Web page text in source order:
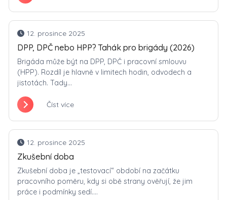
12. prosince 2025
DPP, DPČ nebo HPP? Tahák pro brigády (2026)
Brigáda může být na DPP, DPČ i pracovní smlouvu
(HPP). Rozdíl je hlavně v limitech hodin, odvodech a
jistotách. Tady...
Číst více
12. prosince 2025
Zkušební doba
Zkušební doba je „testovací“ období na začátku
pracovního poměru, kdy si obě strany ověřují, že jim
práce i podmínky sedí....